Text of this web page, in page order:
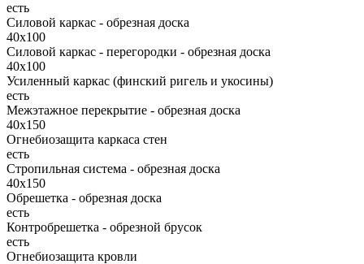
есть
Силовой каркас - обрезная доска
40х100
Силовой каркас - перегородки - обрезная доска
40х100
Усиленный каркас (финский ригель и укосины)
есть
Межэтажное перекрытие - обрезная доска
40х150
Огнебиозащита каркаса стен
есть
Стропильная система - обрезная доска
40х150
Обрешетка - обрезная доска
есть
Контробрешетка - обрезной брусок
есть
Огнебиозащита кровли